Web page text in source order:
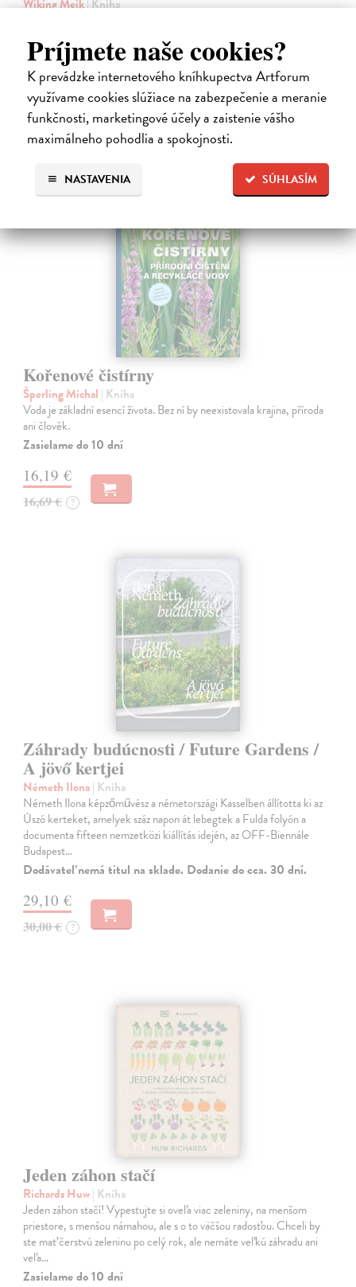
Príjmete naše cookies?
K prevádzke internetového kníhkupectva Artforum
využívame cookies slúžiace na zabezpečenie a meranie
funkčnosti, marketingové účely a zaistenie vášho
maximálneho pohodlia a spokojnosti.
SÚHLASÍM
NASTAVENIA
Wiking Meik| Kniha
využít ve svém životě i vy.
Zasielame do 12 dní
17,27 €
17,80 €
Kořenové čistírny
Šperling Michal | Kniha
Voda je základní esencí života. Bez ní by neexistovala krajina, příroda
ani člověk.
Zasielame do 10 dní
16,19 €
16,69 € ?
Záhrady budúcnosti / Future Gardens /
A jövő kertjei
Németh Ilona| Kniha
Németh Ilona képzőművész a németországi Kasselben állította ki az
Úszó kerteket, amelyek száz napon át lebegtek a Fulda folyón a
documenta fifteen nemzetközi kiállítás idején, az OFF-Biennále
Budapest…
Dodávateľ nemá titul na sklade. Dodanie do cca. 30 dní.
29,10 €
30,00 € ?
Jeden záhon stačí
Richards Huw| Kniha
Jeden záhon stačí! Vypestujte si oveľa viac zeleniny, na menšom
priestore, s menšou námahou, ale s o to väčšou radosťou. Chceli by
ste mať čerstvú zeleninu po celý rok, ale nemáte veľkú záhradu ani
veľa…
Zasielame do 10 dní